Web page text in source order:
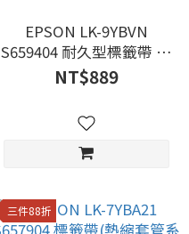
EPSON LK-9YBVN
S659404 耐久型標籤帶 黃
底黑字 50mm
NT$889
三件88折